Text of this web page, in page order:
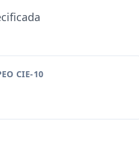
CIE-10